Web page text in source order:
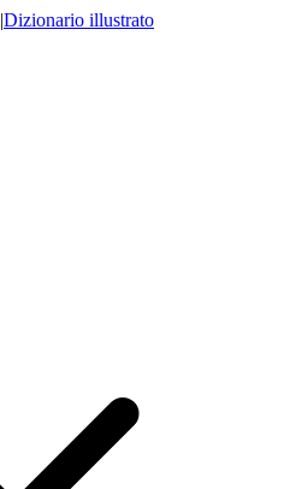
|Dizionario illustrato